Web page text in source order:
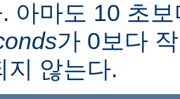
아마도 10 초
가 0보다
지 않는다.